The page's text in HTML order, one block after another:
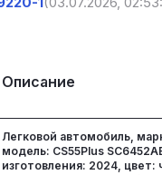
Описание
Легковой автомобиль,
модель: CS55Plus
изготовления: 2024, цвет: